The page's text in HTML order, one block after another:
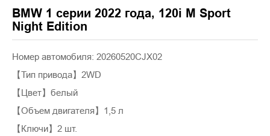
BMW 1 серии 2022 года, 120i M Sport
Night Edition
Номер автомобиля: 20260520CJX02
【Тип привода】2WD
【Цвет】белый
【Объем двигателя】1,5 л
【Ключи】2 шт.